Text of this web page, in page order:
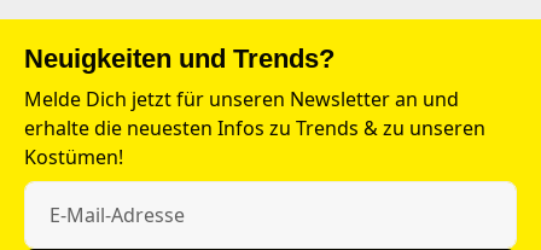
Neuigkeiten und Trends?
Melde Dich jetzt für unseren Newsletter an und
erhalte die neuesten Infos zu Trends & zu unseren
Kostümen!